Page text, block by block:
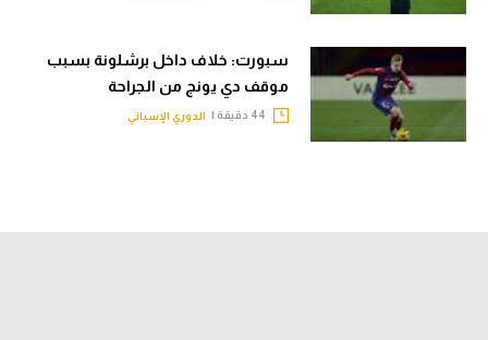
سبورت: خلاف داخل برشلونة بسبب
موقف دي يونج من الجراحة
الدوري الإسباني